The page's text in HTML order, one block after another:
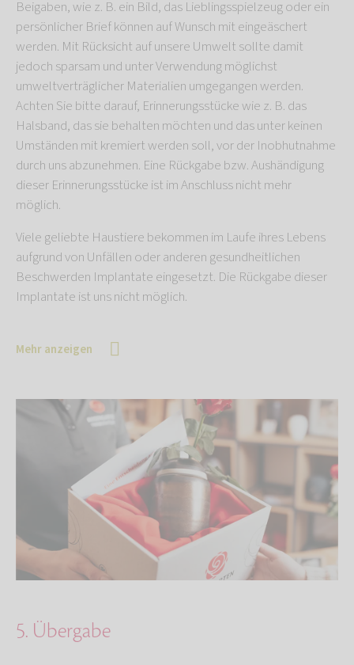
Beigaben, wie z. B. ein Bild, das Lieblingsspielzeug oder ein
persönlicher Brief können auf Wunsch mit eingeäschert
werden. Mit Rücksicht auf unsere Umwelt sollte damit
jedoch sparsam und unter Verwendung möglichst
umweltverträglicher Materialien umgegangen werden.
Achten Sie bitte darauf, Erinnerungsstücke wie z. B. das
Halsband, das sie behalten möchten und das unter keinen
Umständen mit kremiert werden soll, vor der Inobhutnahme
durch uns abzunehmen. Eine Rückgabe bzw. Aushändigung
dieser Erinnerungsstücke ist im Anschluss nicht mehr
möglich.
Viele geliebte Haustiere bekommen im Laufe ihres Lebens
aufgrund von Unfällen oder anderen gesundheitlichen
Beschwerden Implantate eingesetzt. Die Rückgabe dieser
Implantate ist uns nicht möglich.
Mehr anzeigen
5. Übergabe